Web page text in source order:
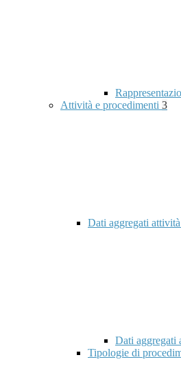
Attività e procedimenti 3
Dati aggregati
Dati aggregati
Tipologie di